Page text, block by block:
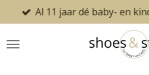
direct
naar
Al 11 jaar dé baby- en